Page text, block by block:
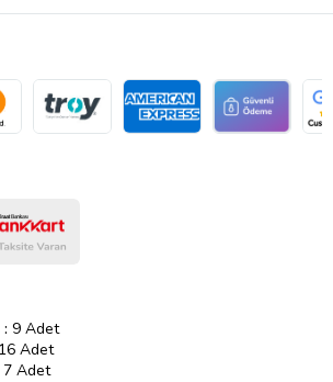
9 Adet
16 Adet
7 Adet